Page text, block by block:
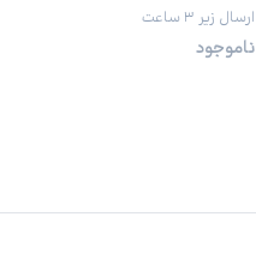
ارسال زیر ۳ ساعت
ناموجود